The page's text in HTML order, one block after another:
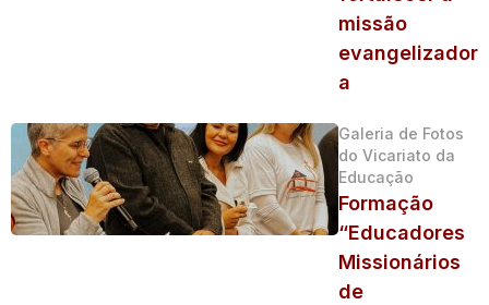
missão
evangelizador
a
Galeria de Fotos
do Vicariato da
Educação
Formação
“Educadores
Missionários
de